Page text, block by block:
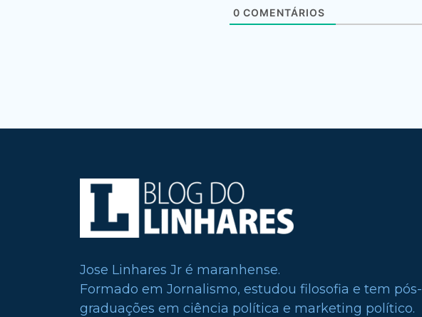
0 COMENTÁRIOS
Jose Linhares Jr é maranhense.
Formado em Jornalismo, estudou filosofia e tem pós-
graduações em ciência política e marketing político.